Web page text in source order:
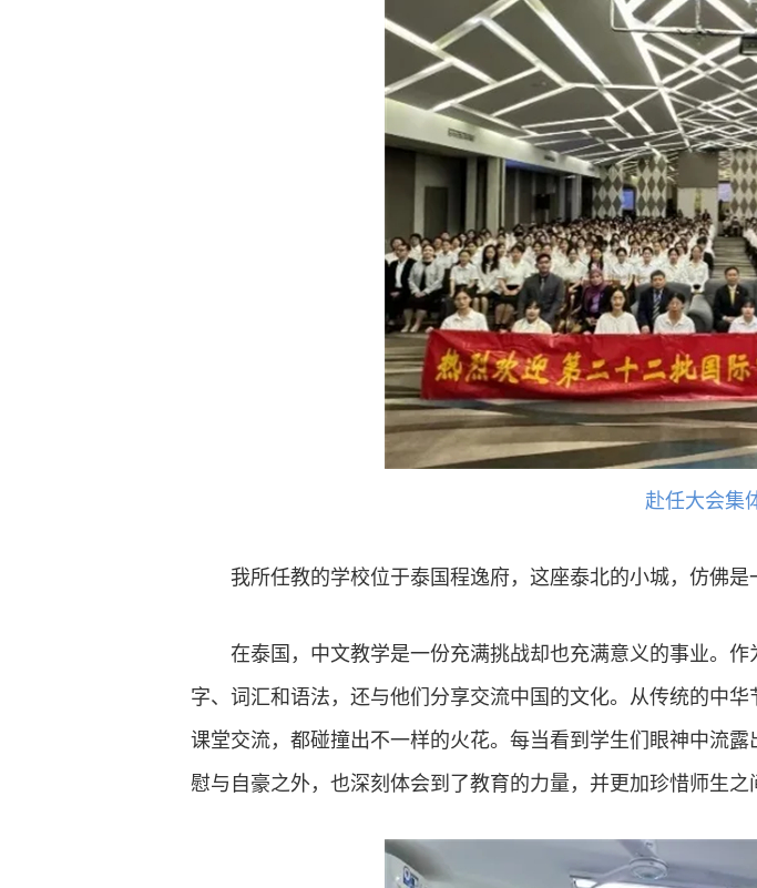
赴任大会集
我所任教的学校位于泰国程逸府，这座泰北的小城，仿佛
在泰国，中文教学是一份充满挑战却也充满意义的事业。
字、词汇和语法，还与他们分享交流中国的文化。从传统的中
课堂交流，都碰撞出不一样的火花。每当看到学生们眼神中流
慰与自豪之外，也深刻体会到了教育的力量，并更加珍惜师生之